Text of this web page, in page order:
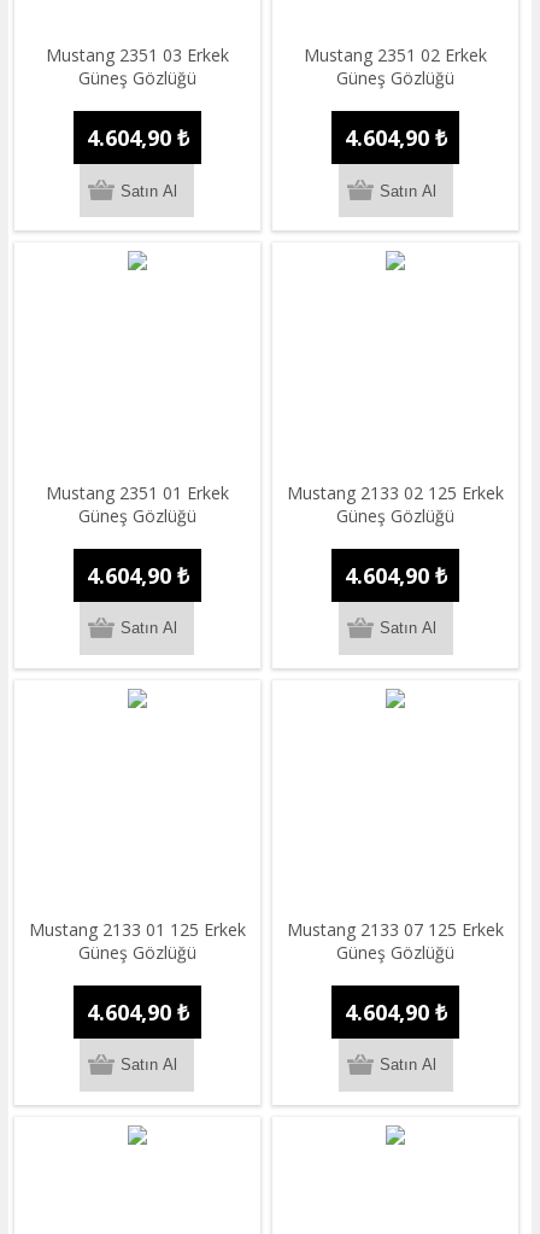
Mustang 2351 03 Erkek
Güneş Gözlüğü
4.604,90 ₺
Mustang 2351 02 Erkek
Güneş Gözlüğü
4.604,90 ₺
Mustang 2351 01 Erkek
Güneş Gözlüğü
4.604,90 ₺
Mustang 2133 02 125 Erkek
Güneş Gözlüğü
4.604,90 ₺
Mustang 2133 01 125 Erkek
Güneş Gözlüğü
4.604,90 ₺
Mustang 2133 07 125 Erkek
Güneş Gözlüğü
4.604,90 ₺